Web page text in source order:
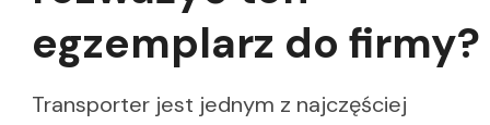
egzemplarz do firmy?
Transporter jest jednym z najczęściej